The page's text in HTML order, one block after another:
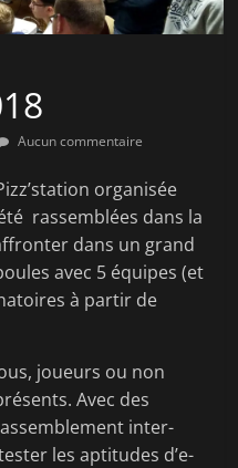
Aucun commentaire
organisée
rassemblées dans la
dans un grand
avec 5 équipes (et
à partir de
joueurs ou non
Avec des
inter-
les aptitudes d’e-